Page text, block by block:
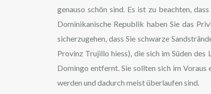
genauso schön sind. Es ist zu beachten,
Dominikanische Republik haben Sie das
sicherzugehen, dass Sie schwarze
Provinz Trujillo hiess), die sich im Süden
Domingo entfernt. Sie sollten sich im Voraus
werden und dadurch meist überlaufen sind.